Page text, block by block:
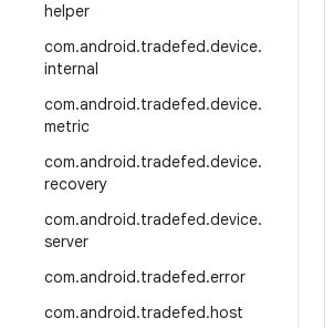
helper
com.android.tradefed.device.
internal
com.android.tradefed.device.
metric
com.android.tradefed.device.
recovery
com.android.tradefed.device.
server
com.android.tradefed.error
com.android.tradefed.host